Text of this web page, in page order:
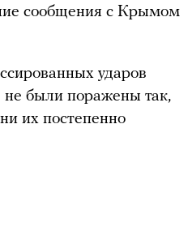
сообщения с Крымом
ударов
не были поражены так,
их постепенно